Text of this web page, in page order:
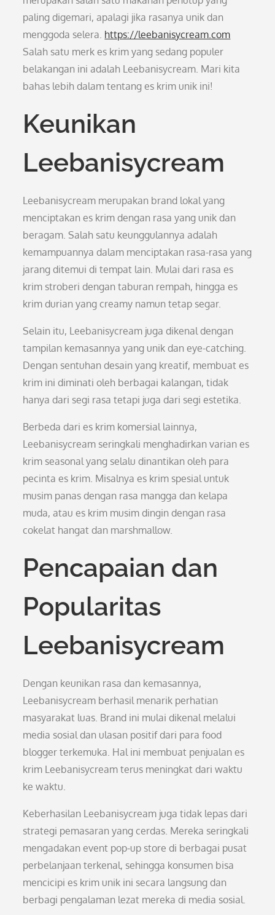
paling digemari, apalagi jika rasanya unik dan
menggoda selera. https://leebanisycream.com
Salah satu merk es krim yang sedang populer
belakangan ini adalah Leebanisycream. Mari kita
bahas lebih dalam tentang es krim unik ini!
Keunikan
Leebanisycream
Leebanisycream merupakan brand lokal yang
menciptakan es krim dengan rasa yang unik dan
beragam. Salah satu keunggulannya adalah
kemampuannya dalam menciptakan rasa-rasa yang
jarang ditemui di tempat lain. Mulai dari rasa es
krim stroberi dengan taburan rempah, hingga es
krim durian yang creamy namun tetap segar.
Selain itu, Leebanisycream juga dikenal dengan
tampilan kemasannya yang unik dan eye-catching.
Dengan sentuhan desain yang kreatif, membuat es
krim ini diminati oleh berbagai kalangan, tidak
hanya dari segi rasa tetapi juga dari segi estetika.
Berbeda dari es krim komersial lainnya,
Leebanisycream seringkali menghadirkan varian es
krim seasonal yang selalu dinantikan oleh para
pecinta es krim. Misalnya es krim spesial untuk
musim panas dengan rasa mangga dan kelapa
muda, atau es krim musim dingin dengan rasa
cokelat hangat dan marshmallow.
Pencapaian dan
Popularitas
Leebanisycream
Dengan keunikan rasa dan kemasannya,
Leebanisycream berhasil menarik perhatian
masyarakat luas. Brand ini mulai dikenal melalui
media sosial dan ulasan positif dari para food
blogger terkemuka. Hal ini membuat penjualan es
krim Leebanisycream terus meningkat dari waktu
ke waktu.
Keberhasilan Leebanisycream juga tidak lepas dari
strategi pemasaran yang cerdas. Mereka seringkali
mengadakan event pop-up store di berbagai pusat
perbelanjaan terkenal, sehingga konsumen bisa
mencicipi es krim unik ini secara langsung dan
berbagi pengalaman lezat mereka di media sosial.